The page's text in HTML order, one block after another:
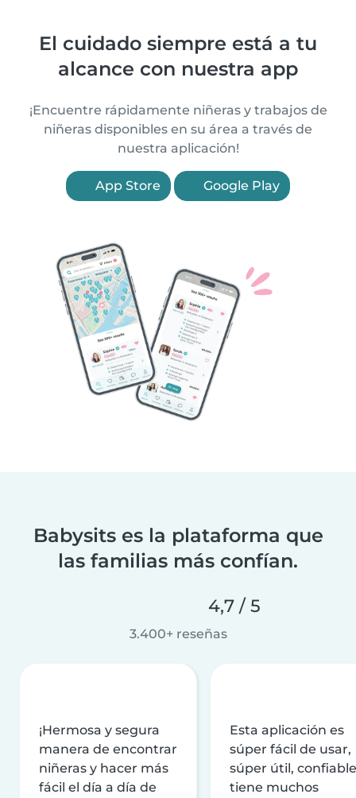
El cuidado siempre está a tu
alcance con nuestra app
¡Encuentre rápidamente niñeras y trabajos de
niñeras disponibles en su área a través de
nuestra aplicación!
App Store Google Play
Babysits es la plataforma que
las familias más confían.
4,7 / 5
3.400+ reseñas
¡Hermosa y segura
manera de encontrar
niñeras y hacer más
fácil el día a día de
Esta aplicación es
súper fácil de usar,
súper útil,
tiene muchos